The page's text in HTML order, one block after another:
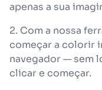
apenas a sua
2. Com a nossa
começar a colorir
navegador — sem
clicar e começar.